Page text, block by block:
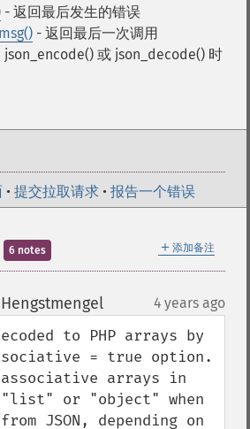
- 返回最后发生的错误
- 返回最后一次调用
或 json_decode() 时
• 提交拉取请求 • 报告一个错误
＋ 添加备注
6 notes
¶ 4 years ago
to PHP arrays by
= true option.
arrays in
"list" or "object" when
JSON, depending on